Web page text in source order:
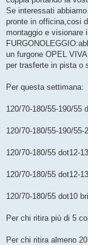
i
o
Se interessati
pronte in officina,cosi
montaggio e visionare
un furgone OPEL
per trasferte in pista o
Per questa settimana:
120/70-180/55-190/55
120/70-180/55-190/
120/70-180/55 dot12-
120/70-180/55 dot12-
120/70-180/55 dot10
Per chi ritira più di 5
Per chi ritira almeno